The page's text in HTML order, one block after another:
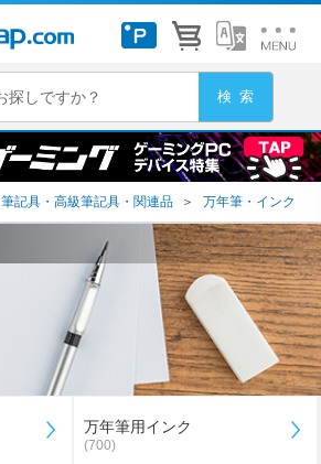
筆記具・高級筆記具・関連品 ＞ 万年筆・インク
万年筆用インク
(700)